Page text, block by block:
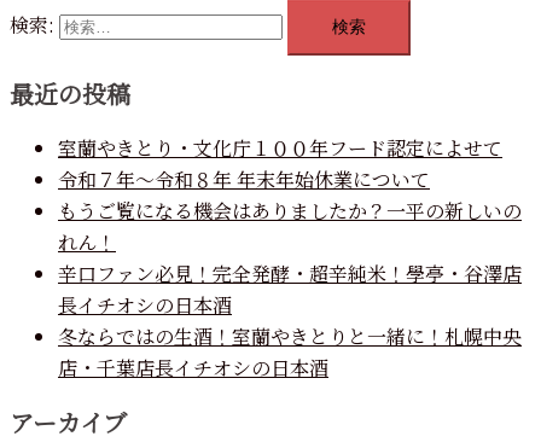
検索:
最近の投稿
室蘭やきとり・文化庁１００年フード認定によせて
令和７年～令和８年 年末年始休業について
もうご覧になる機会はありましたか？一平の新しいの
れん！
辛口ファン必見！完全発酵・超辛純米！學亭・谷澤店
長イチオシの日本酒
冬ならではの生酒！室蘭やきとりと一緒に！札幌中央
店・千葉店長イチオシの日本酒
アーカイブ